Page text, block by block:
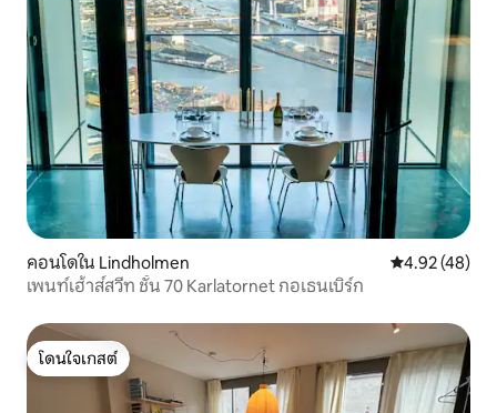
คอนโดใน Lindholmen คะแนนเฉลี่ย
4.92 (48)
เพนท์เฮ้าส์สวีท ชั้น 70 Karlatornet กอเธนเบิร์ก
โดนใจเกสต์
โดนใจเกสต์